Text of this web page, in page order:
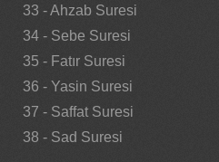
33 - Ahzab Suresi
34 - Sebe Suresi
35 - Fatır Suresi
36 - Yasin Suresi
37 - Saffat Suresi
38 - Sad Suresi